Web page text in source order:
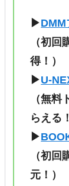
▶DMM
（初
得！）
▶U-
（無
らえる
▶
（初
元！）